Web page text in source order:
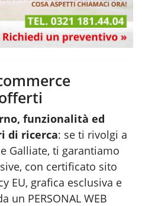
funzionalità ed
di ricerca: se ti rivolgi a
Galliate, ti garantiamo
con certificato sito
EU, grafica esclusiva e
un PERSONAL WEB